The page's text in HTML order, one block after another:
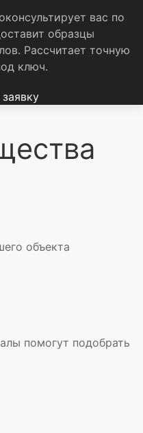
вас по
образцы
Рассчитает точную
ключ.
объекта
помогут подобрать